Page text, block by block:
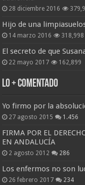
28 diciembre 2016
Hijo de una
14 marzo 2016 318,998
El secreto de que
22 mayo 2017 162,899
Lo + Comentado
Yo firmo por la
27 agosto 2015 1.456
FIRMA POR EL
EN ANDALUCÍA
2 agosto 2012 286
Los enfermos no son
26 febrero 2017 234